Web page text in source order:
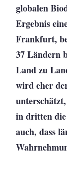
globalen
Ergebnis
Frankfurt,
37 Ländern
Land zu
wird eher
in dritten
auch, dass